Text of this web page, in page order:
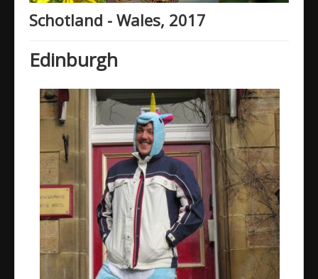
Schotland - Wales, 2017
Edinburgh